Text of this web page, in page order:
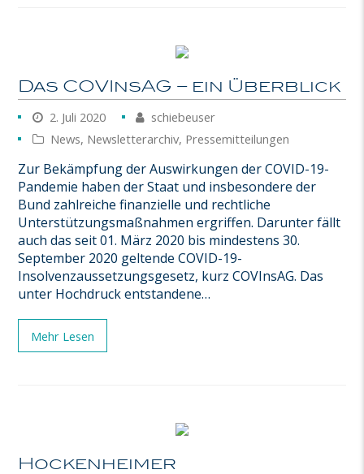
Das COVInsAG – ein Überblick
2. Juli 2020
schiebeuser
News, Newsletterarchiv, Pressemitteilungen
Zur Bekämpfung der Auswirkungen der COVID-19-
Pandemie haben der Staat und insbesondere der
Bund zahlreiche finanzielle und rechtliche
Unterstützungsmaßnahmen ergriffen. Darunter fällt
auch das seit 01. März 2020 bis mindestens 30.
September 2020 geltende COVID-19-
Insolvenzaussetzungsgesetz, kurz COVInsAG. Das
unter Hochdruck entstandene…
Mehr Lesen
Hockenheimer